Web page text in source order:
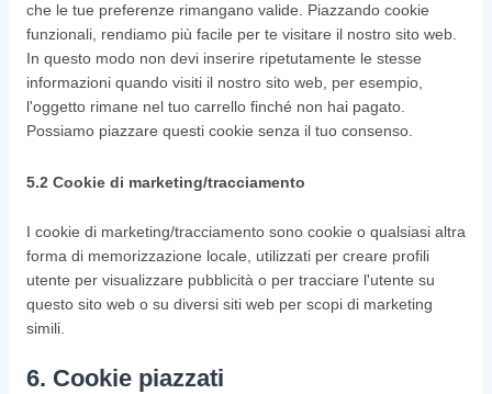
che le tue preferenze rimangano valide. Piazzando cookie
funzionali, rendiamo più facile per te visitare il nostro sito web.
In questo modo non devi inserire ripetutamente le stesse
informazioni quando visiti il nostro sito web, per esempio,
l'oggetto rimane nel tuo carrello finché non hai pagato.
Possiamo piazzare questi cookie senza il tuo consenso.
5.2 Cookie di marketing/tracciamento
I cookie di marketing/tracciamento sono cookie o qualsiasi altra
forma di memorizzazione locale, utilizzati per creare profili
utente per visualizzare pubblicità o per tracciare l'utente su
questo sito web o su diversi siti web per scopi di marketing
simili.
6. Cookie piazzati